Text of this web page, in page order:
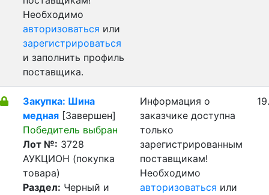
Необходимо
авторизоваться или
зарегистрироваться
и заполнить профиль
поставщика.
Закупка: Шина
медная [Завершен]
Победитель выбран
Лот №: 3728
АУКЦИОН (покупка
товара)
Раздел: Черный и
Информация о
заказчике доступна
только
зарегистрированным
поставщикам!
Необходимо
авторизоваться или